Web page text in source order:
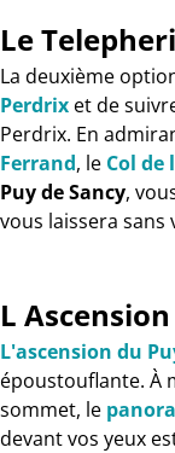
Le
La deuxième
Perdrix et de
Perdrix. En
Ferrand, le Col de
Puy de Sancy,
vous laissera sans
L
L'ascension du
époustouflante. À
sommet, le
devant vos yeux